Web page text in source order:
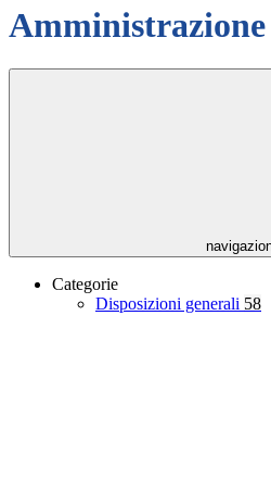
Categorie
Disposizioni generali 58